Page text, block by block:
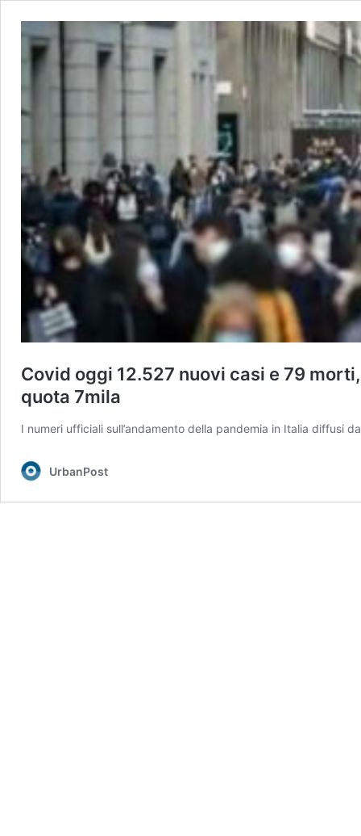
Covid oggi 12.527 nuovi casi e 79
quota 7mila
I numeri ufficiali sull’andamento della pandemia in Italia diffusi
UrbanPost